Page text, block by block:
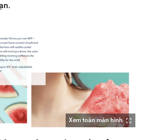
Xem toàn màn hình